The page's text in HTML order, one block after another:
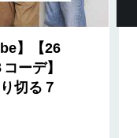
】【26
ーデ】
切る７